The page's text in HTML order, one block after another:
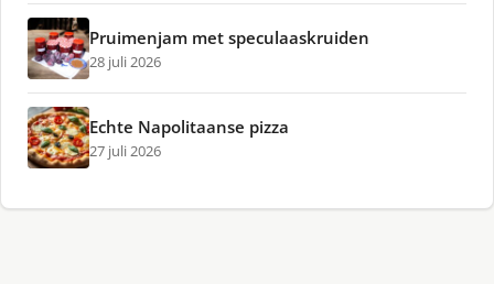
Pruimenjam met speculaaskruiden
28 juli 2026
Echte Napolitaanse pizza
27 juli 2026